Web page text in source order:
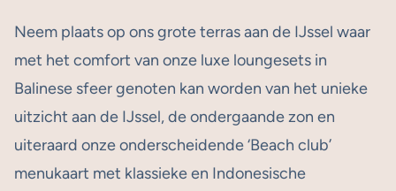
Neem plaats op ons grote terras aan de IJssel waar
met het comfort van onze luxe loungesets in
Balinese sfeer genoten kan worden van het unieke
uitzicht aan de IJssel, de ondergaande zon en
uiteraard onze onderscheidende ‘Beach club’
menukaart met klassieke en Indonesische